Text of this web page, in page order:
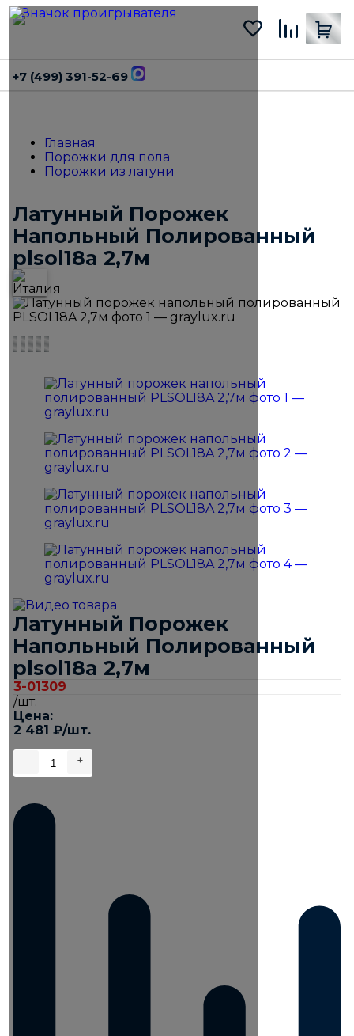
+7 (499) 391-52-69
Главная
Порожки для пола
Порожки из латуни
Латунный Порожек
Напольный Полированный
plsol18a 2,7м
Латунный Порожек
Напольный Полированный
plsol18a 2,7м
3-01309
/шт.
Цена:
2 481 ₽/шт.
- +